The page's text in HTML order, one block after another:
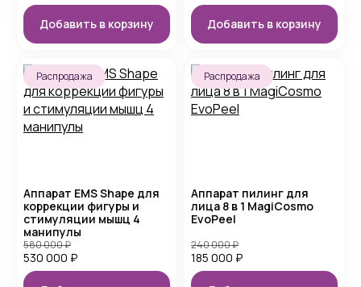
Добавить в корзину Добавить в корзину
Распродажа
Аппарат EMS Shape для
коррекции фигуры и
стимуляции мышц 4
манипулы
530 000 ₽
580 000₽
Распродажа
Аппарат пилинг для
лица 8 в 1 MagiCosmo
EvoPeel
185 000 ₽
240 000₽